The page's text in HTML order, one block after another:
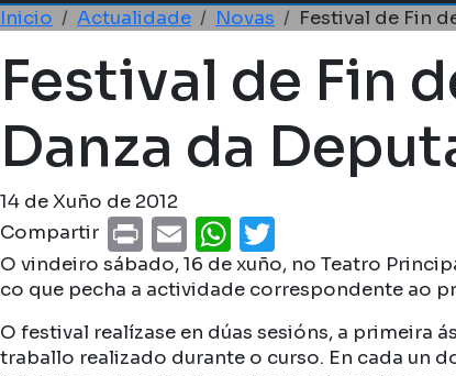
Miga de pan
Inicio Actualidade Novas Festival de Fin
Festival de Fin
Danza da
14 de Xuño de 2012
Compartir
PrintEmailWhatsApp
O vindeiro sábado, 16 de xuño, no Teatro
co que pecha a actividade correspondente ao
O festival realízase en dúas sesións, a primeira
traballo realizado durante o curso. En cada un